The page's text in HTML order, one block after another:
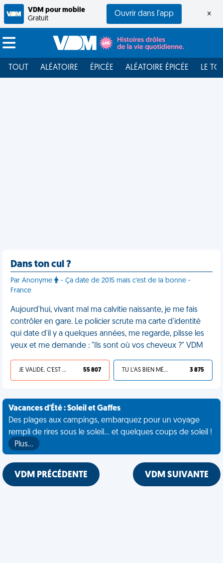
VDM pour mobile
Gratuit
Ouvrir dans l'app ×
TOUT ALÉATOIRE ÉPICÉE ALÉATOIRE ÉPICÉE LE
Dans ton cul ?
Par Anonyme
- Ça date de 2015 mais c'est de la bonne -
France
Aujourd'hui, vivant mal ma calvitie naissante, je me fais
contrôler en gare. Le policier scrute ma carte d'identité
qui date d'il y a quelques années, me regarde, plisse les
yeux et me demande : "Ils sont où vos cheveux ?" VDM
JE VALIDE, C'EST UNE VDM 55 807 TU L'AS BIEN MÉRITÉ 3 875
Vacances d'Été : Soleil et Gaffes
Des plages aux campings, embarquez pour un voyage
rempli de rires sous le soleil... et quelques coups de soleil !
Plus…
VDM PRÉCÉDENTE VDM SUIVANTE